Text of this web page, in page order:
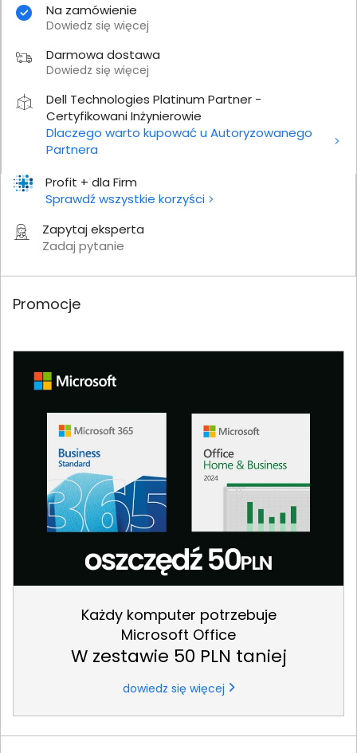
Profit + dla Firm
Sprawdź wszystkie korzyści
Zapytaj eksperta
Zadaj pytanie
Na zamówienie
Dowiedz się więcej
Darmowa dostawa
Dowiedz się więcej
Dell Technologies Platinum Partner -
Certyfikowani Inżynierowie
Dlaczego warto kupować u Autoryzowanego
Partnera
Promocje
Każdy komputer potrzebuje
Microsoft Office
W zestawie 50 PLN taniej
dowiedz się więcej